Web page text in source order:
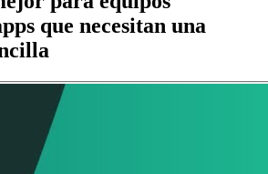
que necesitan una